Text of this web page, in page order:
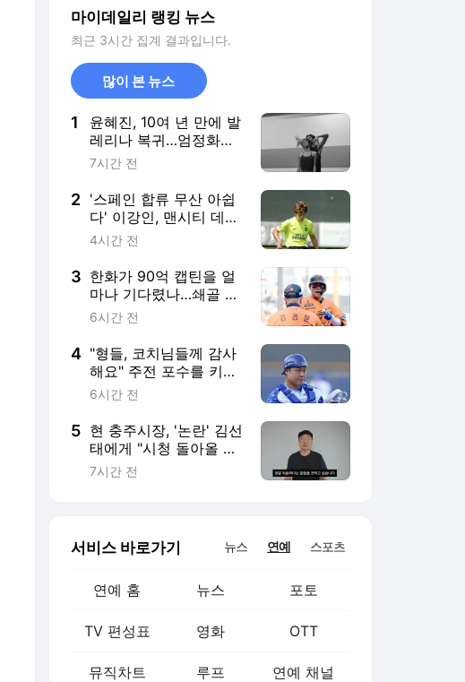
마이데일리 랭킹 뉴스
최근 3시간 집계 결과입니다.
많이 본 뉴스
1
윤혜진, 10여 년 만에 발
레리나 복귀…엄정화
"자랑스러운 우리 혜진"
7시간 전
2 '스페인 합류 무산 아쉽
다' 이강인, 맨시티 데뷔
전 '교체 출전' 유력..."주
전문가의 예상→일단
'비주전조'로 훈련
4시간 전
3 한화가 90억 캡틴을 얼
마나 기다렸나…쇄골 부
상→53일 서산행→타율
구 이끈다 "팀을 위해 싸
우자"
6시간 전
4 "형들, 코치님들께 감사
해요" 주전 포수를 키우
려면 온 마을이 필요하
그렇다
6시간 전
5 현 충주시장, '논란' 김선
태에게 "시청 돌아올 생
각 없냐"
7시간 전
서비스 바로가기 뉴스 연예 스포츠
연예 홈 뉴스 포토
TV 편성표 영화 OTT
뮤직차트 루프 연예 채널